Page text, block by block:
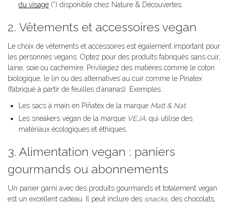
du visage (*) disponible chez Nature & Découvertes.
2. Vêtements et accessoires vegan
Le choix de vêtements et accessoires est également important pour
les personnes vegans. Optez pour des produits fabriqués sans cuir,
laine, soie ou cachemire. Privilégiez des matières comme le coton
biologique, le lin ou des alternatives au cuir comme le Pinatex
(fabriqué à partir de feuilles d’ananas). Exemples :
Les sacs à main en Piñatex de la marque Matt & Nat.
Les sneakers vegan de la marque VEJA, qui utilise des
matériaux écologiques et éthiques.
3. Alimentation vegan : paniers
gourmands ou abonnements
Un panier garni avec des produits gourmands et totalement vegan
est un excellent cadeau. Il peut inclure des snacks, des chocolats,